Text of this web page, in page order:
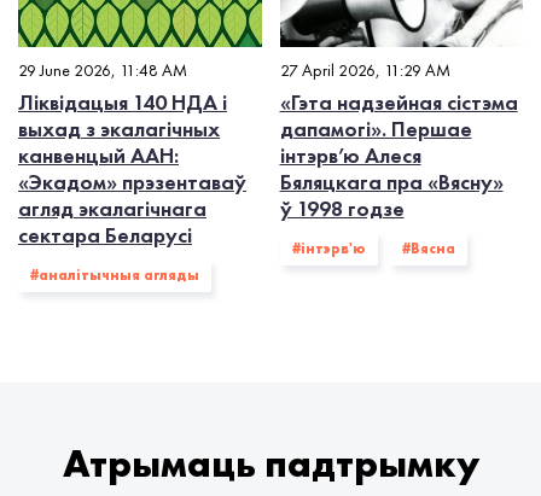
29 June 2026, 11:48 AM
Ліквідацыя 140 НДА і
выхад з экалагiчных
канвенцый ААН:
«Экадом» прэзентаваў
агляд экалагічнага
сектара Беларусі
#аналітычныя агляды
27 April 2026, 11:29 AM
«Гэта надзейная сістэма
дапамогі». Першае
інтэрв’ю Алеся
Бяляцкага пра «Вясну»
ў 1998 годзе
#інтэрв'ю #Вясна
Атрымаць падтрымку